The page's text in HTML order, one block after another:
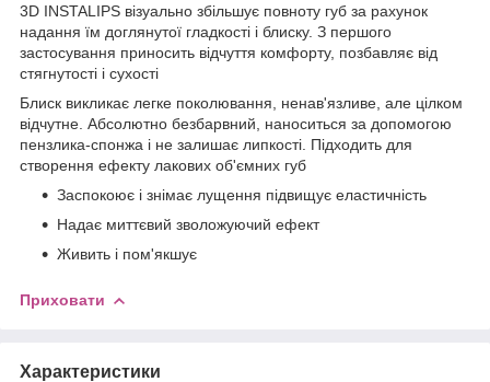
3D INSTALIPS візуально збільшує повноту губ за рахунок
надання їм доглянутої гладкості і блиску. З першого
застосування приносить відчуття комфорту, позбавляє від
стягнутості і сухості
Блиск викликає легке поколювання, ненав'язливе, але цілком
відчутне. Абсолютно безбарвний, наноситься за допомогою
пензлика-спонжа і не залишає липкості. Підходить для
створення ефекту лакових об'ємних губ
Заспокоює і знімає лущення підвищує еластичність
Надає миттєвий зволожуючий ефект
Живить і пом'якшує
Приховати
Характеристики